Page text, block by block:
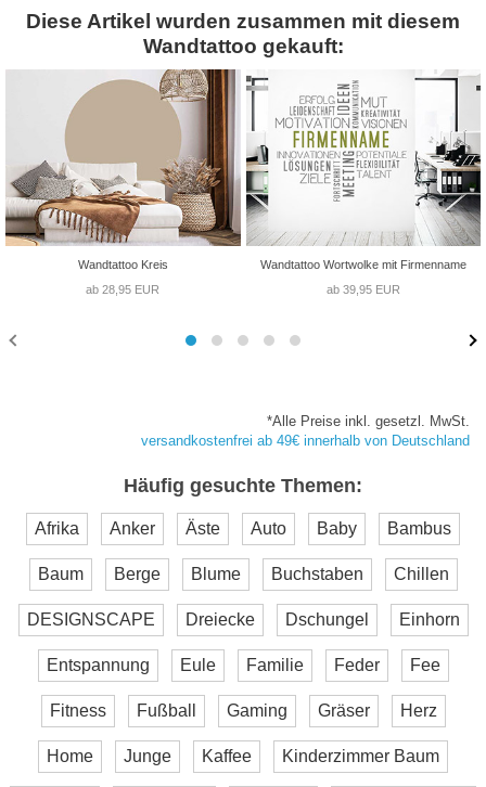
Diese Artikel wurden zusammen mit diesem
Wandtattoo gekauft:
Wandtattoo Kreis
ab 28,95 EUR
Wandtattoo Wortwolke mit Firmenname
ab 39,95 EUR
*Alle Preise inkl. gesetzl. MwSt.
versandkostenfrei ab 49€ innerhalb von Deutschland
Häufig gesuchte Themen:
Afrika Anker Äste Auto Baby Bambus
Baum Berge Blume Buchstaben Chillen
DESIGNSCAPE Dreiecke Dschungel Einhorn
Entspannung Eule Familie Feder Fee
Fitness Fußball Gaming Gräser Herz
Home Junge Kaffee Kinderzimmer Baum